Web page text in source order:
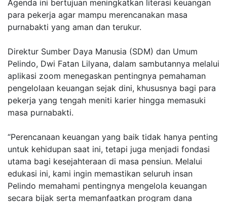
Agenda ini bertujuan meningkatkan literasi keuangan
para pekerja agar mampu merencanakan masa
purnabakti yang aman dan terukur.
Direktur Sumber Daya Manusia (SDM) dan Umum
Pelindo, Dwi Fatan Lilyana, dalam sambutannya melalui
aplikasi zoom menegaskan pentingnya pemahaman
pengelolaan keuangan sejak dini, khususnya bagi para
pekerja yang tengah meniti karier hingga memasuki
masa purnabakti.
“Perencanaan keuangan yang baik tidak hanya penting
untuk kehidupan saat ini, tetapi juga menjadi fondasi
utama bagi kesejahteraan di masa pensiun. Melalui
edukasi ini, kami ingin memastikan seluruh insan
Pelindo memahami pentingnya mengelola keuangan
secara bijak serta memanfaatkan program dana